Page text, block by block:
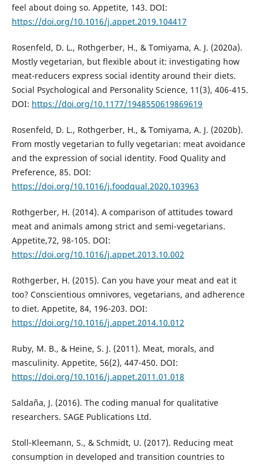
feel about doing so. Appetite, 143. DOI:
https://doi.org/10.1016/j.appet.2019.104417
Rosenfeld, D. L., Rothgerber, H., & Tomiyama, A. J. (2020a).
Mostly vegetarian, but flexible about it: investigating how
meat-reducers express social identity around their diets.
Social Psychological and Personality Science, 11(3), 406-415.
DOI: https://doi.org/10.1177/1948550619869619
Rosenfeld, D. L., Rothgerber, H., & Tomiyama, A. J. (2020b).
From mostly vegetarian to fully vegetarian: meat avoidance
and the expression of social identity. Food Quality and
Preference, 85. DOI:
https://doi.org/10.1016/j.foodqual.2020.103963
Rothgerber, H. (2014). A comparison of attitudes toward
meat and animals among strict and semi-vegetarians.
Appetite,72, 98-105. DOI:
https://doi.org/10.1016/j.appet.2013.10.002
Rothgerber, H. (2015). Can you have your meat and eat it
too? Conscientious omnivores, vegetarians, and adherence
to diet. Appetite, 84, 196-203. DOI:
https://doi.org/10.1016/j.appet.2014.10.012
Ruby, M. B., & Heine, S. J. (2011). Meat, morals, and
masculinity. Appetite, 56(2), 447-450. DOI:
https://doi.org/10.1016/j.appet.2011.01.018
Saldaña, J. (2016). The coding manual for qualitative
researchers. SAGE Publications Ltd.
Stoll-Kleemann, S., & Schmidt, U. (2017). Reducing meat
consumption in developed and transition countries to